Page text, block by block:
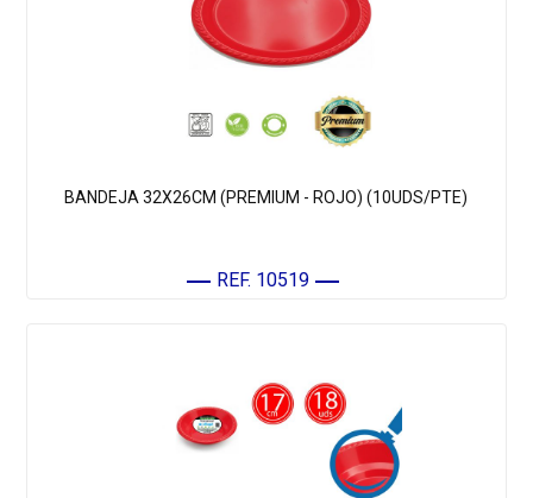
BANDEJA 32X26CM (PREMIUM - ROJO) (10UDS/PTE)
REF. 10519